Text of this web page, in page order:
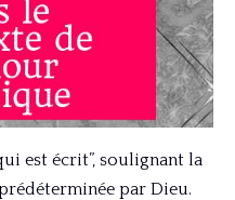
est écrit”, soulignant la
par Dieu.